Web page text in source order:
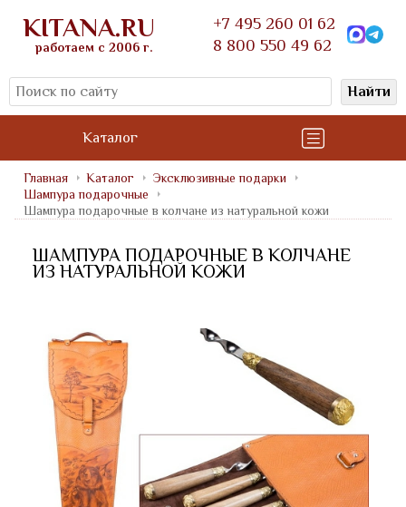
KITANA.RU
работаем с 2006 г.
+7 495 260 01 62
8 800 550 49 62
Найти
Каталог
Главная Каталог
Эксклюзивные подарки
Шампура подарочные
Шампура подарочные в колчане из натуральной кожи
ШАМПУРА ПОДАРОЧНЫЕ В КОЛЧАНЕ
ИЗ НАТУРАЛЬНОЙ КОЖИ